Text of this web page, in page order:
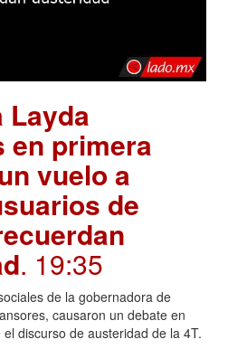
Layda
en primera
vuelo a
de
. 19:35
de la gobernadora de
causaron un debate en
discurso de austeridad de la 4T.